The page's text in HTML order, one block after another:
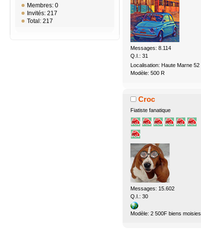
Membres: 0
Invités: 217
Total: 217
Messages: 8.114
Q.I.: 31
Localisation: Haute Marne 52
Modèle: 500 R
Croc
Fiatiste fanatique
Messages: 15.602
Q.I.: 30
Modèle: 2 500F biens moisies